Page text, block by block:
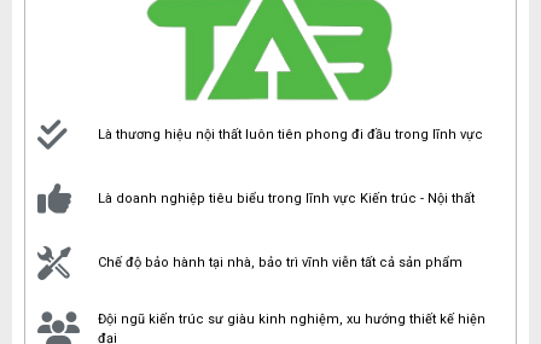
Là thương hiệu nội thất luôn tiên phong đi đầu trong lĩnh vực
Là doanh nghiệp tiêu biểu trong lĩnh vực Kiến trúc - Nội thất
Chế độ bảo hành tại nhà, bảo trì vĩnh viễn tất cả sản phẩm
Đội ngũ kiến trúc sư giàu kinh nghiệm, xu hướng thiết kế hiện
đại